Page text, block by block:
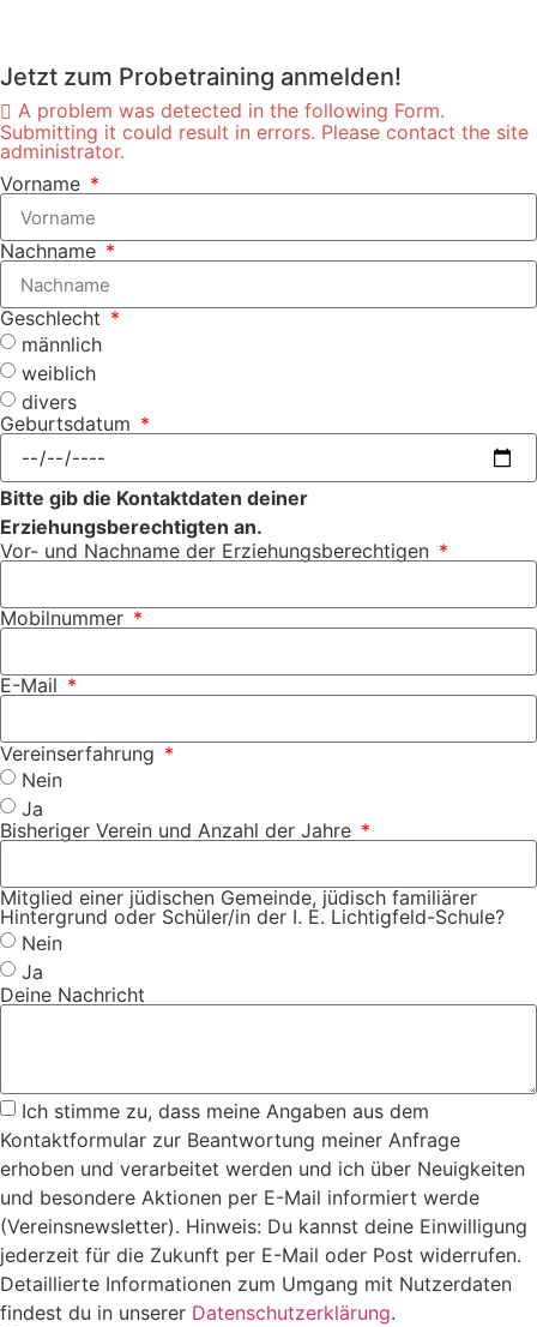
Jetzt zum Probetraining anmelden!
A problem was detected in the following Form.
Submitting it could result in errors. Please contact the site
administrator.
Vorname
Nachname
Geschlecht
männlich
weiblich
divers
Geburtsdatum
Bitte gib die Kontaktdaten deiner
Erziehungsberechtigten an.
Vor- und Nachname der Erziehungsberechtigen
Mobilnummer
E-Mail
Vereinserfahrung
Nein
Ja
Bisheriger Verein und Anzahl der Jahre
Mitglied einer jüdischen Gemeinde, jüdisch familiärer
Hintergrund oder Schüler/in der I. E. Lichtigfeld-Schule?
Nein
Ja
Deine Nachricht
Ich stimme zu, dass meine Angaben aus dem
Kontaktformular zur Beantwortung meiner Anfrage
erhoben und verarbeitet werden und ich über Neuigkeiten
und besondere Aktionen per E-Mail informiert werde
(Vereinsnewsletter). Hinweis: Du kannst deine Einwilligung
jederzeit für die Zukunft per E-Mail oder Post widerrufen.
Detaillierte Informationen zum Umgang mit Nutzerdaten
findest du in unserer Datenschutzerklärung.